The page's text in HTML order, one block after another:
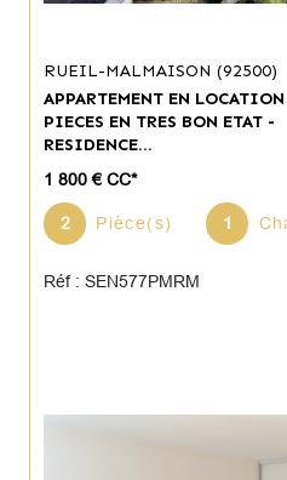
RUEIL-MALMAISON (92500)
APPARTEMENT EN
PIECES EN TRES BON ETAT -
RESIDENCE...
1 800 € CC*
2 Pièce(s) 1
Réf : SEN577PMRM